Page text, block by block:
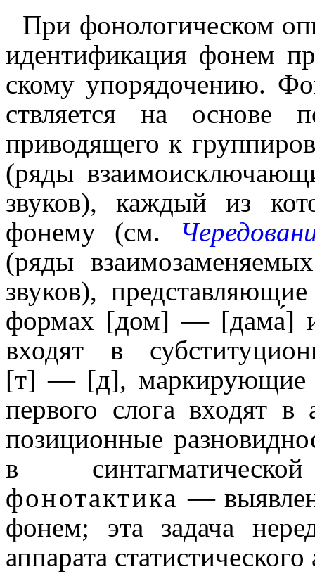
При фонологическом
идентификация фонем
ско­му упорядочению.
ствля­ет­ся на основе
приводящего к
(ряды
звуков), каждый из
фонему (см.
(ряды
звуков),
формах [дом] — [дама́]
входят в
[т] — [д], маркирующие
первого слога входят в
позиционные
в
фонотактика —
фонем; эта задача
аппарата статисти­че­ско­го